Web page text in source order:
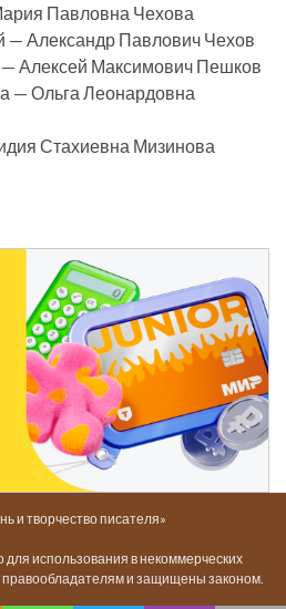
Павловна Чехова
— Александр Павлович Чехов
— Алексей Максимович Пешков
— Ольга Леонардовна
Стахиевна Мизинова
и творчество писателя»
использования в некоммерческих
и защищены законом.